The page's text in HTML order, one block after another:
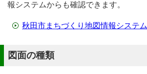
報システムからも確認できます。
秋田市まちづくり地図情報システム
図面の種類